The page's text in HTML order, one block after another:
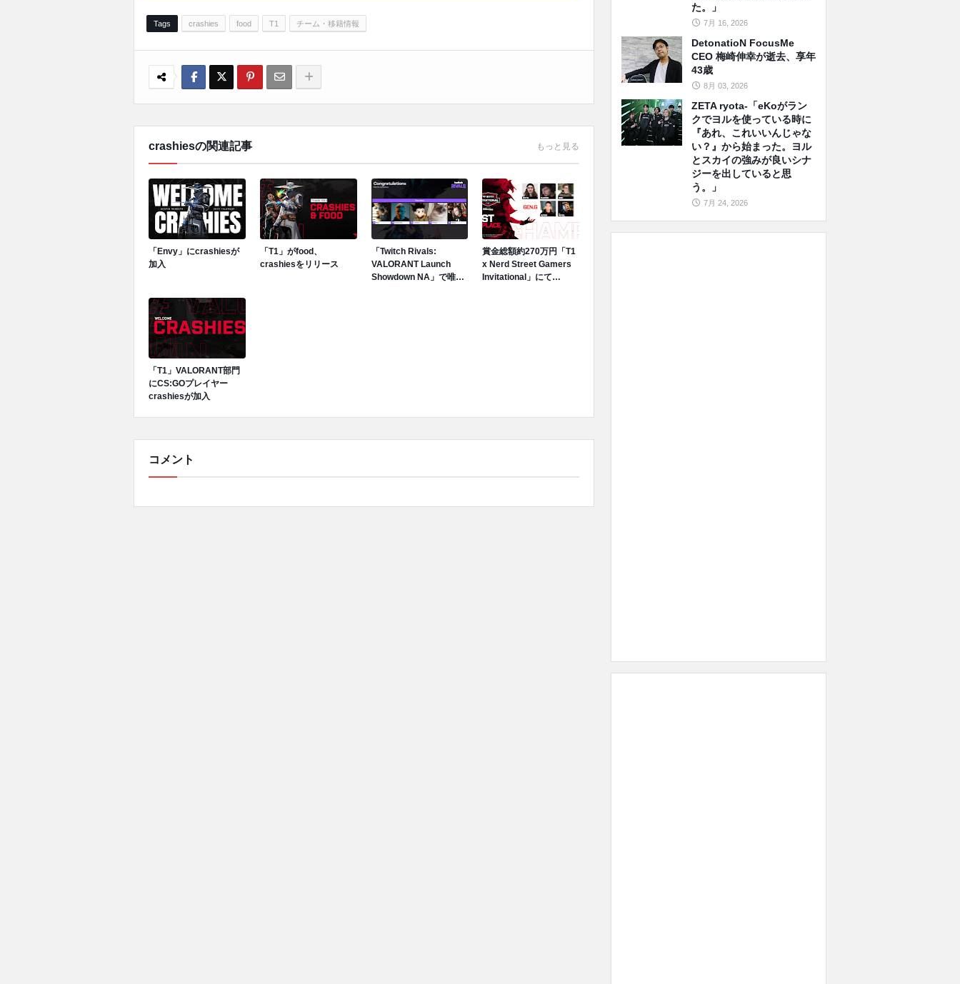
Tags crashies food T1 チーム・移籍情報
crashiesの関連記事 もっと見る
「Envy」にcrashiesが
加入
「T1」がfood、
crashiesをリリース
「Twitch Rivals:
VALORANT Launch
Showdown NA」で唯一
賞金総額約270万円「T1
x Nerd Street Gamers
Invitational」にて
「T1」VALORANT部門
にCS:GOプレイヤー
crashiesが加入
コメント
た。」
7月 16, 2026
DetonatioN FocusMe
CEO 梅崎伸幸が逝去、享年
43歳
8月 03, 2026
ZETA ryota-「eKoがラン
クでヨルを使っている時に
『あれ、これいいんじゃな
い？』から始まった。ヨル
とスカイの強みが良いシナ
ジーを出していると思
う。」
7月 24, 2026